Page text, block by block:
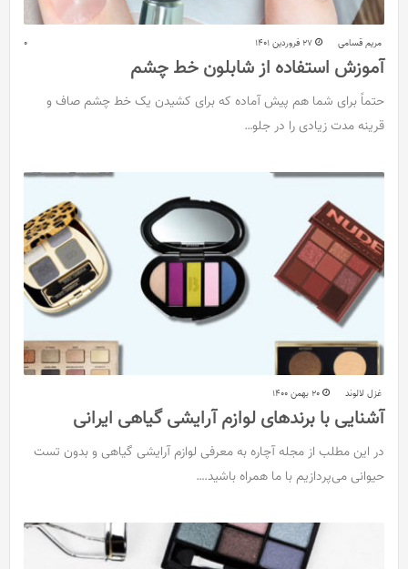
مریم قسامی 27 فروردین 1401 0
آموزش استفاده از شابلون خط چشم
حتماً برای شما هم پیش آماده که برای کشیدن یک خط چشم صاف و
قرینه مدت زیادی را در جلو…
غزل لالوند 20 بهمن 1400
آشنایی با برندهای لوازم آرایشی گیاهی ایرانی
در این مطلب از مجله آچاره به معرفی لوازم آرایشی گیاهی و بدون تست
حیوانی می‌پردازیم با ما همراه باشید.…